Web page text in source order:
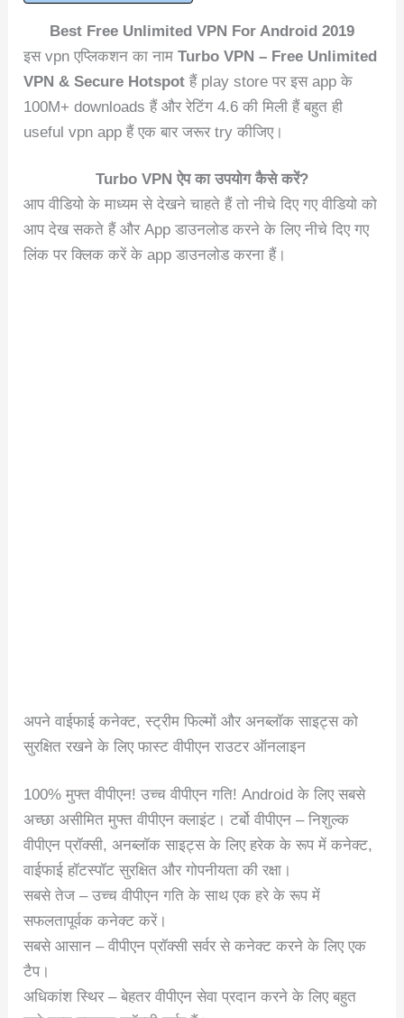
Best Free Unlimited VPN For Android 2019
इस vpn एप्लिकशन का नामTurbo VPN – Free Unlimited
VPN & Secure Hotspot हैं play store पर इस app के
100M+ downloads हैं और रेटिंग 4.6 की मिली हैं बहुत ही
useful vpn app हैं एक बार जरूर try कीजिए।
Turbo VPN ऐप का उपयोग कैसे करें?
आप वीडियो के माध्यम से देखने चाहते हैं तो नीचे दिए गए वीडियो को
आप देख सकते हैं और App डाउनलोड करने के लिए नीचे दिए गए
लिंक पर क्लिक करें के app डाउनलोड करना हैं।
अपने वाईफाई कनेक्ट, स्ट्रीम फिल्मों और अनब्लॉक साइट्स को
सुरक्षित रखने के लिए फास्ट वीपीएन राउटर ऑनलाइन
100% मुफ्त वीपीएन! उच्च वीपीएन गति! Android के लिए सबसे
अच्छा असीमित मुफ्त वीपीएन क्लाइंट। टर्बो वीपीएन – निशुल्क
वीपीएन प्रॉक्सी, अनब्लॉक साइट्स के लिए हरेक के रूप में कनेक्ट,
वाईफाई हॉटस्पॉट सुरक्षित और गोपनीयता की रक्षा।
सबसे तेज – उच्च वीपीएन गति के साथ एक हरे के रूप में
सफलतापूर्वक कनेक्ट करें।
सबसे आसान – वीपीएन प्रॉक्सी सर्वर से कनेक्ट करने के लिए एक
टैप।
अधिकांश स्थिर – बेहतर वीपीएन सेवा प्रदान करने के लिए बहुत